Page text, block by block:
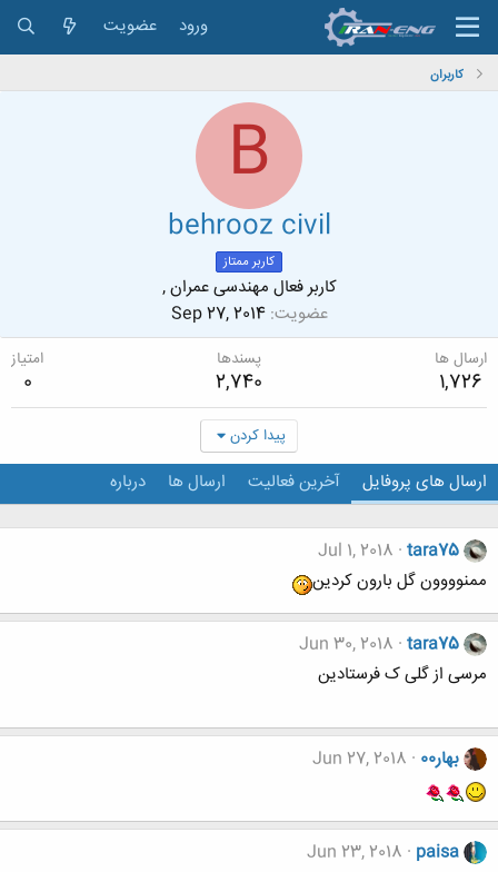
ورود عضویت
کاربران
B
behrooz civil
کاربر ممتاز
کاربر فعال مهندسی عمران ,
عضویت Sep 27, 2014
ارسال ها
1,726
پسندها
2,740
امتیاز
0
پیدا کردن
ارسال های پروفایل آخرین فعالیت ارسال ها درباره
tara75
Jul 1, 2018
ممنوووون گل بارون کردین
tara75
Jun 30, 2018
مرسی از گلی ک فرستادین
بهار00 Jun 27, 2018
paisa
Jun 23, 2018